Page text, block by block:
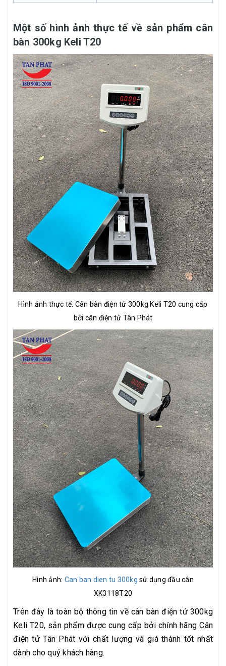
Một số hình ảnh thực tế về sản phẩm cân
bàn 300kg Keli T20
Hình ảnh thực tế: Cân bàn điện tử 300kg Keli T20 cung cấp
bởi cân điện tử Tân Phát
Hình ảnh: Can ban dien tu 300kg sử dụng đầu cân
XK3118T20
Trên đây là toàn bộ thông tin về cân bàn điện tử 300kg
Keli T20, sản phẩm được cung cấp bởi chính hãng Cân
điện tử Tân Phát với chất lượng và giá thành tốt nhất
dành cho quý khách hàng.